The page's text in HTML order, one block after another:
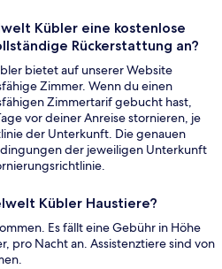
Kübler eine kostenlose
Rückerstattung an?
bietet auf unserer Website
Zimmer. Wenn du einen
Zimmertarif gebucht hast,
vor deiner Anreise stornieren, je
der Unterkunft. Die genauen
der jeweiligen Unterkunft
Kübler Haustiere?
Es fällt eine Gebühr in Höhe
pro Nacht an. Assistenztiere sind von